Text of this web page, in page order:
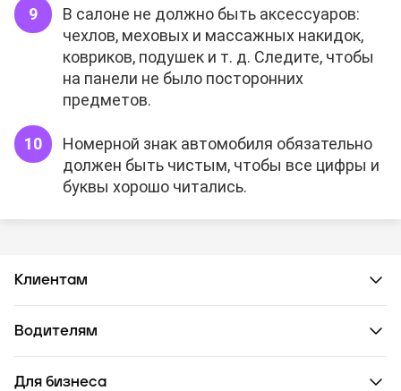
В салоне не должно быть аксессуаров:
чехлов, меховых и массажных накидок,
ковриков, подушек и т. д. Следите, чтобы
на панели не было посторонних
предметов.
Номерной знак автомобиля обязательно
должен быть чистым, чтобы все цифры и
буквы хорошо читались.
Клиентам
Водителям
Для бизнеса